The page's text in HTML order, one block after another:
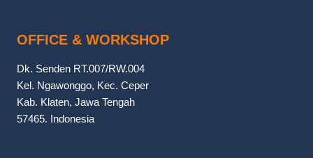
OFFICE & WORKSHOP
Dk. Senden RT.007/RW.004
Kel. Ngawonggo, Kec. Ceper
Kab. Klaten, Jawa Tengah
57465. Indonesia